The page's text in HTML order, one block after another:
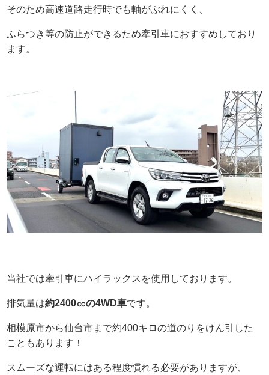
そのため高速道路走行時でも軸がぶれにくく、
ふらつき等の防止ができるため牽引車におすすめしており
ます。
当社では牽引車にハイラックスを使用しております。
排気量は約2400㏄の4WD車です。
相模原市から仙台市まで約400キロの道のりをけん引した
こともあります！
スムーズな運転にはある程度慣れる必要がありますが、